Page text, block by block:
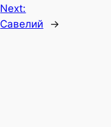
Next:
Савелий
→